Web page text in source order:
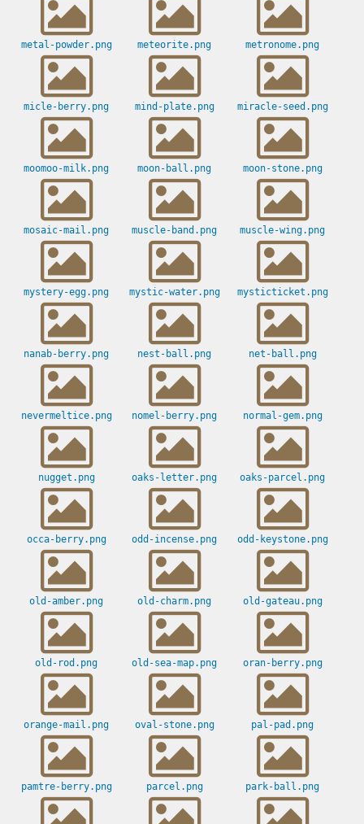
metal-powder.png meteorite.png metronome.png
micle-berry.png mind-plate.png miracle-seed.png
moomoo-milk.png moon-ball.png moon-stone.png
mosaic-mail.png muscle-band.png muscle-wing.png
mystery-egg.png mystic-water.png mysticticket.png
nanab-berry.png nest-ball.png net-ball.png
nevermeltice.png nomel-berry.png normal-gem.png
nugget.png oaks-letter.png oaks-parcel.png
occa-berry.png odd-incense.png odd-keystone.png
old-amber.png old-charm.png old-gateau.png
old-rod.png old-sea-map.png oran-berry.png
orange-mail.png oval-stone.png pal-pad.png
pamtre-berry.png parcel.png park-ball.png